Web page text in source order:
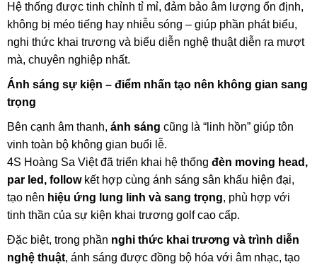
Hệ thống được tinh chỉnh tỉ mỉ, đảm bảo âm lượng ổn định,
không bị méo tiếng hay nhiễu sóng – giúp phần phát biểu,
nghi thức khai trương và biểu diễn nghệ thuật diễn ra mượt
mà, chuyên nghiệp nhất.
Ánh sáng sự kiện – điểm nhấn tạo nên không gian sang
trọng
Bên cạnh âm thanh, ánh sáng cũng là “linh hồn” giúp tôn
vinh toàn bộ không gian buổi lễ.
4S Hoàng Sa Việt đã triển khai hệ thống đèn moving head,
par led, followkết hợp cùng ánh sáng sân khấu hiện đại,
tạo nên hiệu ứng lung linh và sang trọng, phù hợp với
tinh thần của sự kiện khai trương golf cao cấp.
Đặc biệt, trong phần nghi thức khai trương và trình diễn
nghệ thuật, ánh sáng được đồng bộ hóa với âm nhạc, tạo